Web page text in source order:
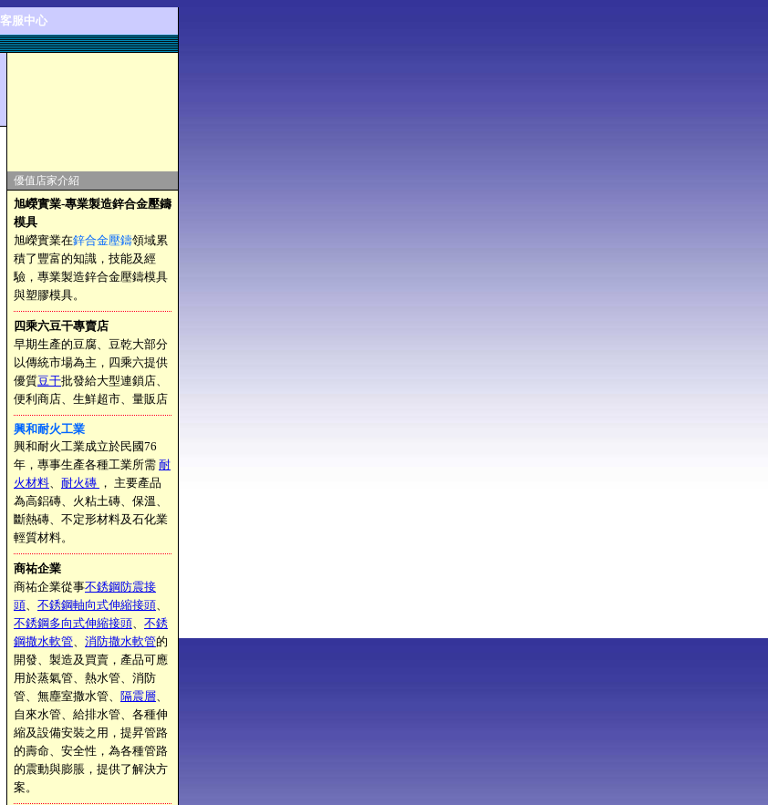
客服中心
優值店家介紹
旭嶸實業-專業製造鋅合金壓鑄
模具
旭嶸實業在鋅合金壓鑄領域累
積了豐富的知識，技能及經
驗，專業製造鋅合金壓鑄模具
與塑膠模具。
四乘六豆干專賣店
早期生產的豆腐、豆乾大部分
以傳統市場為主，四乘六提供
優質豆干批發給大型連鎖店、
便利商店、生鮮超市、量販店
興和耐火工業
興和耐火工業成立於民國76
年，專事生產各種工業所需 耐
火材料、 耐火磚 ， 主要產品
為高鋁磚、火粘土磚、保溫、
斷熱磚、不定形材料及石化業
輕質材料。
商祐企業
商祐企業從事不銹鋼防震接
頭、 不銹鋼軸向式伸縮接頭、
不銹鋼多向式伸縮接頭、 不銹
鋼撒水軟管、 消防撒水軟管的
開發、製造及買賣，產品可應
用於蒸氣管、熱水管、消防
管、無塵室撒水管、 隔震層、
自來水管、給排水管、各種伸
縮及設備安裝之用，提昇管路
的壽命、安全性，為各種管路
的震動與膨脹，提供了解決方
案。